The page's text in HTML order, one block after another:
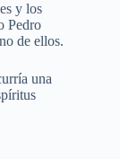
y los
Pedro
de ellos.
una